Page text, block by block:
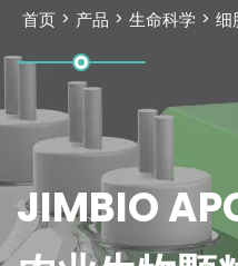
首页 > 产品 > 生命科学 > 细
JIMBIO